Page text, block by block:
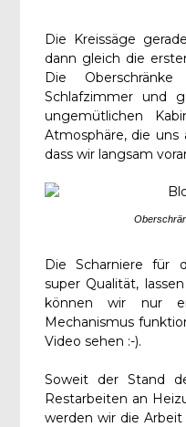
Die Kreissäge
dann gleich die
Die
Schlafzimmer und
ungemütlichen
Atmosphäre, die
dass wir langsam
Die Scharniere für
super Qualität,
können wir nur
Mechanismus
Video sehen :-).
Soweit der Stand
Restarbeiten an
werden wir die